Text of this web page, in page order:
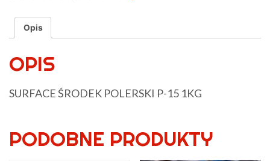
Opis
OPIS
SURFACE ŚRODEK POLERSKI P-15 1KG
PODOBNE PRODUKTY